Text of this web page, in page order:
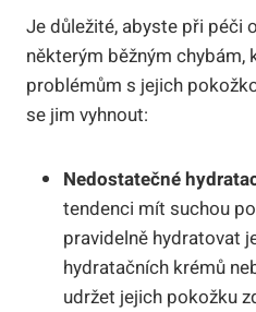
Je důležité, abyste při péči
některým běžným chybám,
problémům s jejich
se jim vyhnout:
Nedostatečné
tendenci mít suchou
pravidelně hydratovat
hydratačních krémů
udržet jejich pokožku